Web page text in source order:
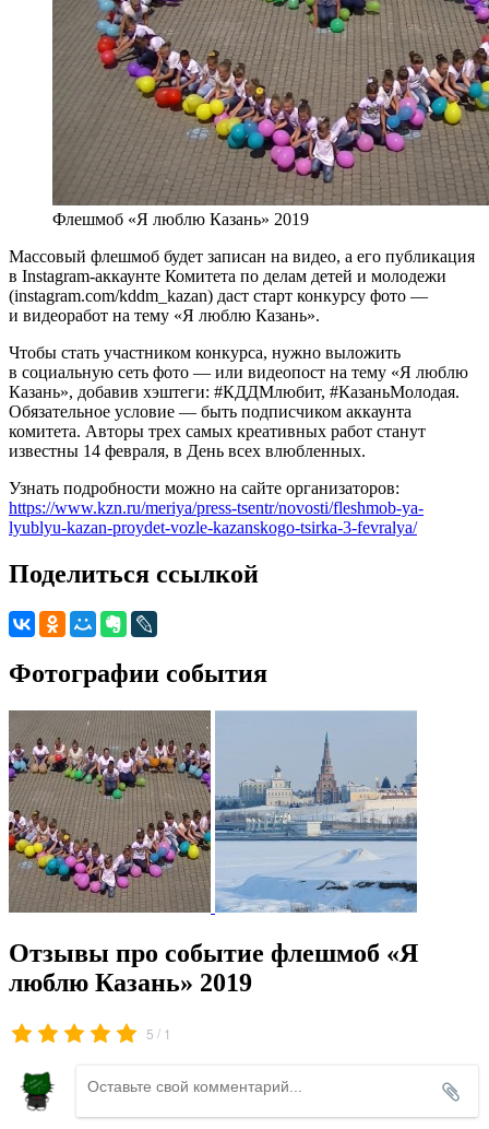
Флешмоб «Я люблю Казань» 2019
Массовый флешмоб будет записан на видео, а его публикация
в Instagram-аккаунте Комитета по делам детей и молодежи
(instagram.com/kddm_kazan) даст старт конкурсу фото —
и видеоработ на тему «Я люблю Казань».
Чтобы стать участником конкурса, нужно выложить
в социальную сеть фото — или видеопост на тему «Я люблю
Казань», добавив хэштеги: #КДДМлюбит, #КазаньМолодая.
Обязательное условие — быть подписчиком аккаунта
комитета. Авторы трех самых креативных работ станут
известны 14 февраля, в День всех влюбленных.
Узнать подробности можно на сайте организаторов:
https://www.kzn.ru/meriya/press-tsentr/novosti/fleshmob-ya-
lyublyu-kazan-proydet-vozle-kazanskogo-tsirka-3-fevralya/
Поделиться ссылкой
Фотографии события
Отзывы про событие флешмоб «Я
люблю Казань» 2019
5 / 1